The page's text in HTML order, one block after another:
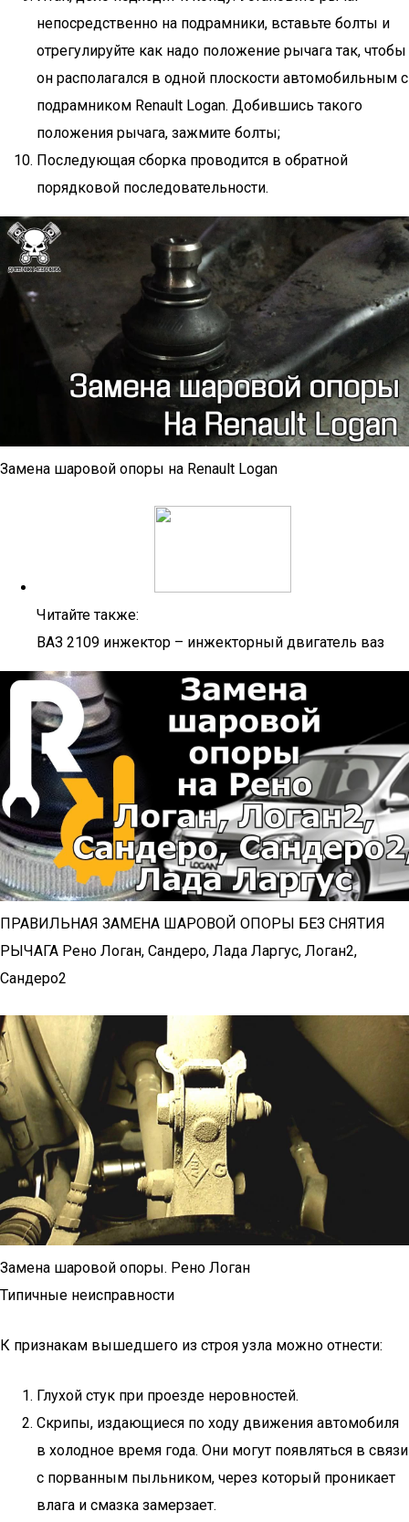
непосредственно на подрамники, вставьте болты и
отрегулируйте как надо положение рычага так, чтобы
он располагался в одной плоскости автомобильным с
подрамником Renault Logan. Добившись такого
положения рычага, зажмите болты;
Последующая сборка проводится в обратной
порядковой последовательности.
Замена шаровой опоры на Renault Logan
Читайте также:
ВАЗ 2109 инжектор – инжекторный двигатель ваз
ПРАВИЛЬНАЯ ЗАМЕНА ШАРОВОЙ ОПОРЫ БЕЗ СНЯТИЯ
РЫЧАГА Рено Логан, Сандеро, Лада Ларгус, Логан2,
Сандеро2
Замена шаровой опоры. Рено Логан
Типичные неисправности
К признакам вышедшего из строя узла можно отнести:
Глухой стук при проезде неровностей.
Скрипы, издающиеся по ходу движения автомобиля
в холодное время года. Они могут появляться в связи
с порванным пыльником, через который проникает
влага и смазка замерзает.